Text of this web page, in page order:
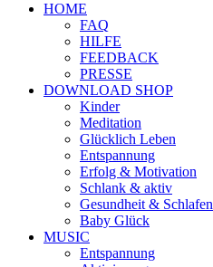
HOME
FAQ
HILFE
FEEDBACK
PRESSE
DOWNLOAD SHOP
Kinder
Meditation
Glücklich Leben
Entspannung
Erfolg & Motivation
Schlank & aktiv
Gesundheit & Schlafen
Baby Glück
MUSIC
Entspannung